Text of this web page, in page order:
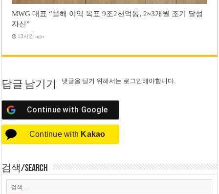
MWG 대표 “올해 이익 목표 9조2천억동, 2~3개월 조기 달성
자신”
13시간 ago
답글 남기기 댓글을 달기 위해서는 로그인해야합니다.
Continue with Google
Continue with Kakao
검색/Search